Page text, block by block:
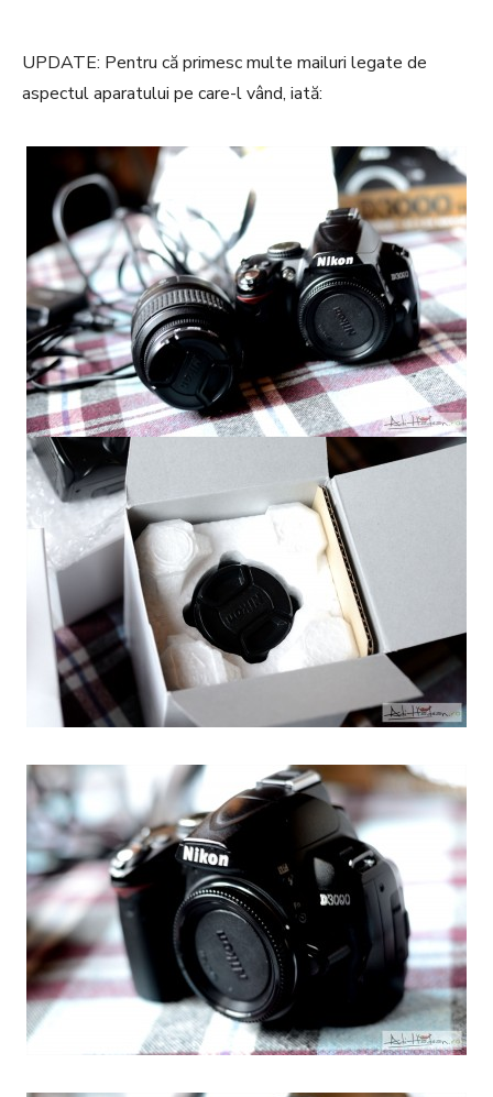
UPDATE: Pentru că primesc multe mailuri legate de
aspectul aparatului pe care-l vând, iată: